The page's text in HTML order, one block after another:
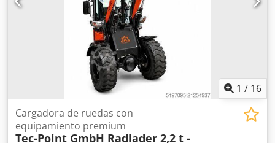
1 / 16
Cargadora de ruedas con
equipamiento premium
Tec-Point GmbH Radlader 2,2 t -